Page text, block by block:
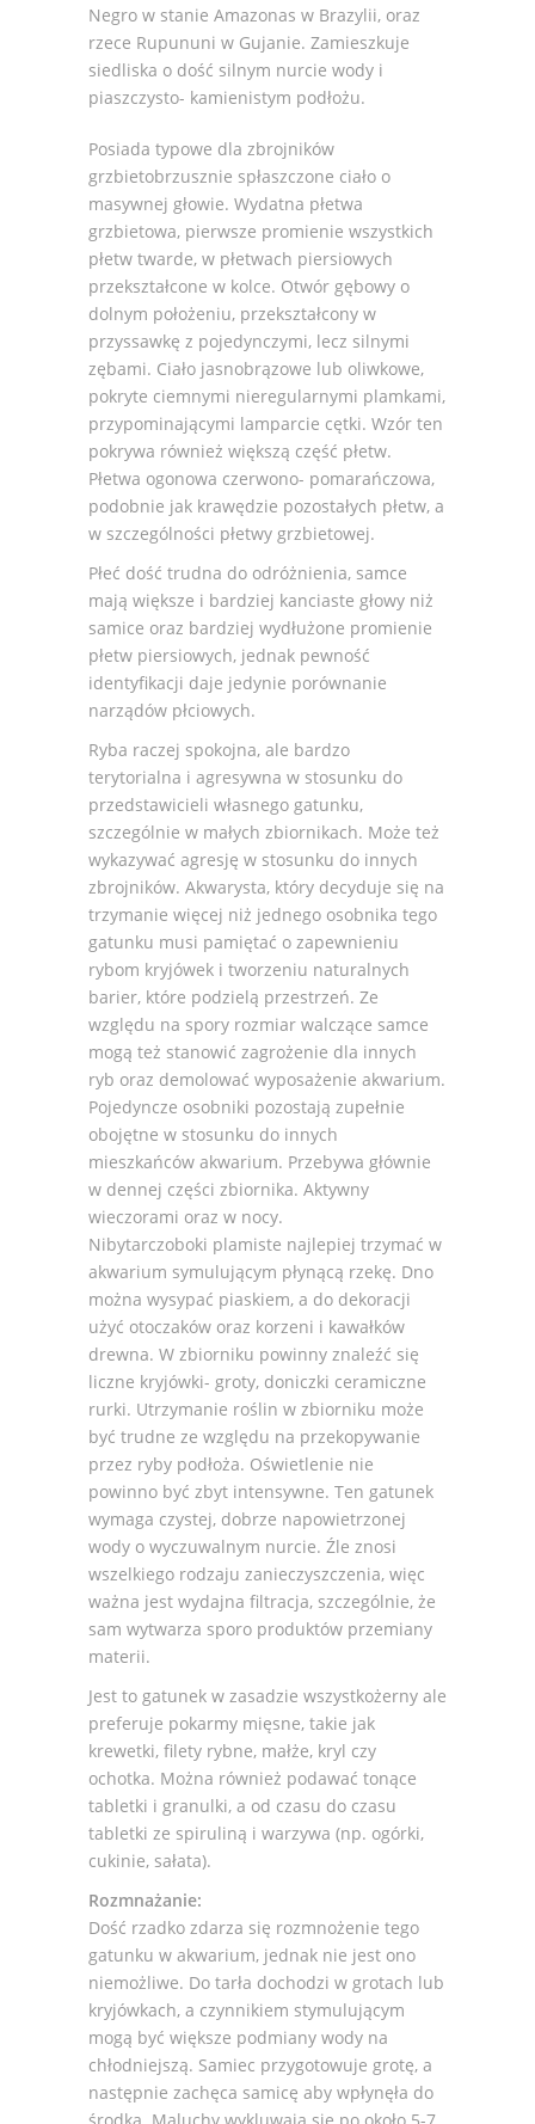
Negro w stanie Amazonas w Brazylii, oraz
rzece Rupununi w Gujanie. Zamieszkuje
siedliska o dość silnym nurcie wody i
piaszczysto- kamienistym podłożu.
Posiada typowe dla zbrojników
grzbietobrzusznie spłaszczone ciało o
masywnej głowie. Wydatna płetwa
grzbietowa, pierwsze promienie wszystkich
płetw twarde, w płetwach piersiowych
przekształcone w kolce. Otwór gębowy o
dolnym położeniu, przekształcony w
przyssawkę z pojedynczymi, lecz silnymi
zębami. Ciało jasnobrązowe lub oliwkowe,
pokryte ciemnymi nieregularnymi plamkami,
przypominającymi lamparcie cętki. Wzór ten
pokrywa również większą część płetw.
Płetwa ogonowa czerwono- pomarańczowa,
podobnie jak krawędzie pozostałych płetw, a
w szczególności płetwy grzbietowej.
Płeć dość trudna do odróżnienia, samce
mają większe i bardziej kanciaste głowy niż
samice oraz bardziej wydłużone promienie
płetw piersiowych, jednak pewność
identyfikacji daje jedynie porównanie
narządów płciowych.
Ryba raczej spokojna, ale bardzo
terytorialna i agresywna w stosunku do
przedstawicieli własnego gatunku,
szczególnie w małych zbiornikach. Może też
wykazywać agresję w stosunku do innych
zbrojników. Akwarysta, który decyduje się na
trzymanie więcej niż jednego osobnika tego
gatunku musi pamiętać o zapewnieniu
rybom kryjówek i tworzeniu naturalnych
barier, które podzielą przestrzeń. Ze
względu na spory rozmiar walczące samce
mogą też stanowić zagrożenie dla innych
ryb oraz demolować wyposażenie akwarium.
Pojedyncze osobniki pozostają zupełnie
obojętne w stosunku do innych
mieszkańców akwarium. Przebywa głównie
w dennej części zbiornika. Aktywny
wieczorami oraz w nocy.
Nibytarczoboki plamiste najlepiej trzymać w
akwarium symulującym płynącą rzekę. Dno
można wysypać piaskiem, a do dekoracji
użyć otoczaków oraz korzeni i kawałków
drewna. W zbiorniku powinny znaleźć się
liczne kryjówki- groty, doniczki ceramiczne
rurki. Utrzymanie roślin w zbiorniku może
być trudne ze względu na przekopywanie
przez ryby podłoża. Oświetlenie nie
powinno być zbyt intensywne. Ten gatunek
wymaga czystej, dobrze napowietrzonej
wody o wyczuwalnym nurcie. Źle znosi
wszelkiego rodzaju zanieczyszczenia, więc
ważna jest wydajna filtracja, szczególnie, że
sam wytwarza sporo produktów przemiany
materii.
Jest to gatunek w zasadzie wszystkożerny ale
preferuje pokarmy mięsne, takie jak
krewetki, filety rybne, małże, kryl czy
ochotka. Można również podawać tonące
tabletki i granulki, a od czasu do czasu
tabletki ze spiruliną i warzywa (np. ogórki,
cukinie, sałata).
Rozmnażanie:
Dość rzadko zdarza się rozmnożenie tego
gatunku w akwarium, jednak nie jest ono
niemożliwe. Do tarła dochodzi w grotach lub
kryjówkach, a czynnikiem stymulującym
mogą być większe podmiany wody na
chłodniejszą. Samiec przygotowuje grotę, a
następnie zachęca samicę aby wpłynęła do